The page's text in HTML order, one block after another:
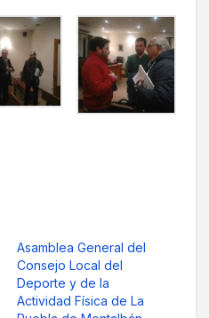
Asamblea General del
Consejo Local del
Deporte y de la
Actividad Física de La